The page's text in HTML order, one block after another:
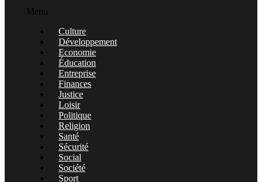
Menu
Culture
Développement
Economie
Éducation
Entreprise
Finances
Justice
Loisir
Politique
Religion
Santé
Sécurité
Social
Société
Sport